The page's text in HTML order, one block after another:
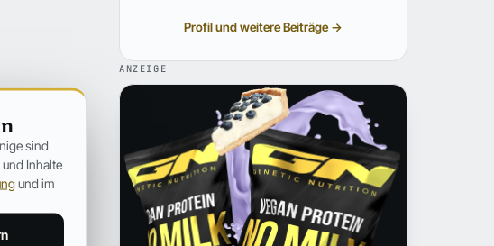
Profil und weitere Beiträge →
ANZEIGE
sind
Inhalte
und im